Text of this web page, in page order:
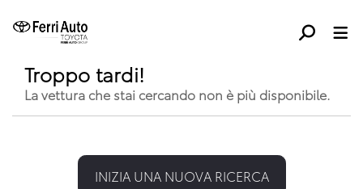
Troppo tardi!
La vettura che stai cercando non è più disponibile.
INIZIA UNA NUOVA RICERCA